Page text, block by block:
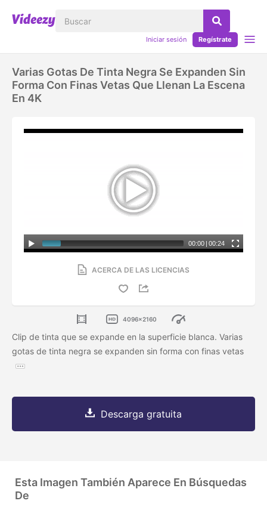
Iniciar sesión Regístrate
Varias Gotas De Tinta Negra Se Expanden Sin
Forma Con Finas Vetas Que Llenan La Escena
En 4K
00:00 | 00:24
ACERCA DE LAS LICENCIAS
4096x2160
Clip de tinta que se expande en la superficie blanca. Varias
gotas de tinta negra se expanden sin forma con finas vetas
Descarga gratuita
Esta Imagen También Aparece En Búsquedas
De